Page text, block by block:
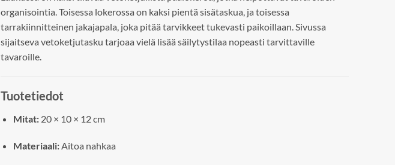
organisointia. Toisessa lokerossa on kaksi pientä sisätaskua, ja toisessa
tarrakiinnitteinen jakajapala, joka pitää tarvikkeet tukevasti paikoillaan. Sivussa
sijaitseva vetoketjutasku tarjoaa vielä lisää säilytystilaa nopeasti tarvittaville
tavaroille.
Tuotetiedot
Mitat:20 × 10 × 12 cm
Materiaali:Aitoa nahkaa